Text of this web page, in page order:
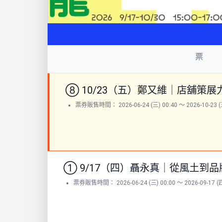
票
⑧ 10/23（五）鄭又維｜店舖策展
票券販售時間： 2026-06-24 (三) 00:40 ～ 2026-10-23
① 9/17（四）聶永真｜從風土到品
票券販售時間： 2026-06-24 (三) 00:00 ～ 2026-09-17 (